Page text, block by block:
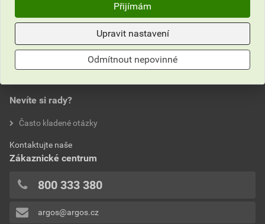
Výrobce Cimco
Provedení Čistič rukou
Hmotnost 2206 g
Balení
Obsah
Fyzická forma
Hodnocení
0,0
hodnotilo 0 uživatelů
Přidávat hodnocení může pouze přihlášený uživatel.
Nevíte si rady?
Často kladené otázky
Kontaktujte naše
Zákaznické centrum
800 333 380
argos@argos.cz
Přijímám
Upravit nastavení
Odmítnout nepovinné